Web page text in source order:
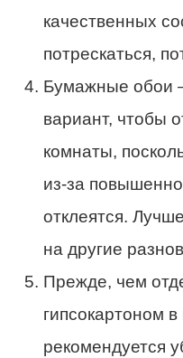
качественных
потрескаться,
Бумажные обои
вариант, чтобы
комнаты,
из-за
отклеятся.
на другие
Прежде, чем
гипсокартоном
рекомендуется